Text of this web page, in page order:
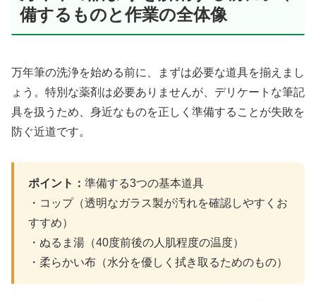
備するものと作業の全体像
万年筆の洗浄を始める前に、まずは必要な道具を揃えまし
ょう。特別な薬剤は必要ありませんが、デリケートな筆記
具を扱うため、身近なものを正しく準備することが失敗を
防ぐ近道です。
ポイント： 準備する3つの基本道具
・コップ（透明なガラス製が汚れを確認しやすくお
すすめ）
・ぬるま湯（40度前後の人肌程度の温度）
・柔らかい布（水分を優しく拭き取るためのもの）